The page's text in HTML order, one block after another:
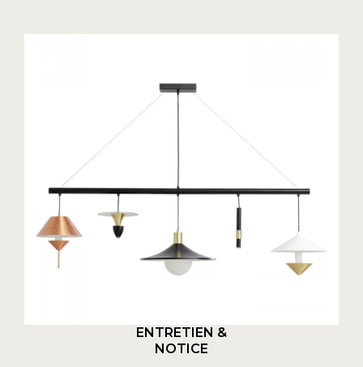
ENTRETIEN &
NOTICE